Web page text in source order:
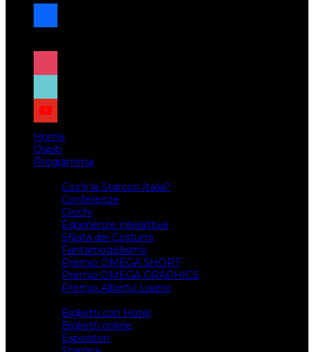
facebook
x
instagram
tiktok
youtube
Home
Ospiti
Programma
Cos’è la Starcon Italia?
Conferenze
Giochi
Esperienze interattive
Sfilata dei Costumi
Fantamodellismo
Premio OMEGA SHORT
Premio OMEGA GRAPHICS
Premio Alberto Lisiero
Biglietti con Hotel
Biglietti online
Espositori